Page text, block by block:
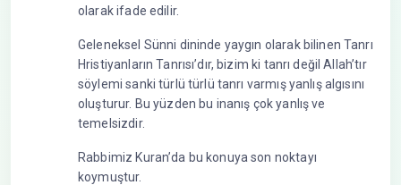
olarak ifade edilir.
Geleneksel Sünni dininde yaygın olarak bilinen Tanrı
Hristiyanların Tanrısı’dır, bizim ki tanrı değil Allah’tır
söylemi sanki türlü türlü tanrı varmış yanlış algısını
oluşturur. Bu yüzden bu inanış çok yanlış ve
temelsizdir.
Rabbimiz Kuran’da bu konuya son noktayı
koymuştur.